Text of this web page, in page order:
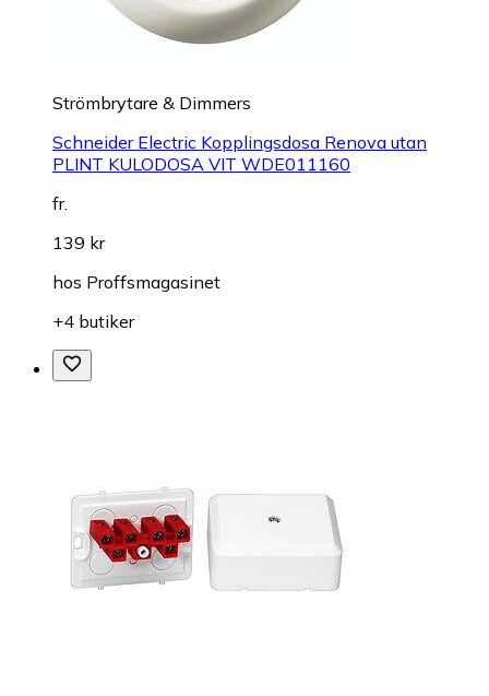
Strömbrytare & Dimmers
Schneider Electric Kopplingsdosa Renova utan
PLINT KULODOSA VIT WDE011160
fr.
139 kr
hos Proffsmagasinet
+4 butiker